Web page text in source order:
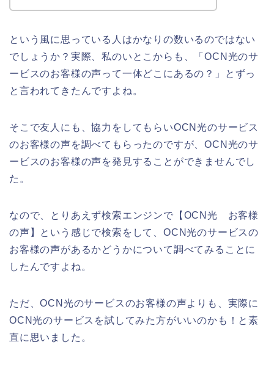
という風に思っている人はかなりの数いるのではない
でしょうか？実際、私のいとこからも、「OCN光のサ
ービスのお客様の声って一体どこにあるの？」とずっ
と言われてきたんですよね。
そこで友人にも、協力をしてもらいOCN光のサービス
のお客様の声を調べてもらったのですが、OCN光のサ
ービスのお客様の声を発見することができませんでし
た。
なので、とりあえず検索エンジンで【OCN光 お客様
の声】という感じで検索をして、OCN光のサービスの
お客様の声があるかどうかについて調べてみることに
したんですよね。
ただ、OCN光のサービスのお客様の声よりも、実際に
OCN光のサービスを試してみた方がいいのかも！と素
直に思いました。